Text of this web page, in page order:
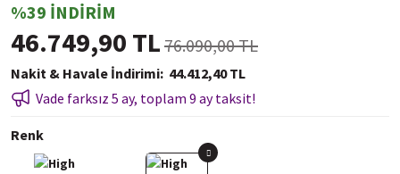
%39 İNDİRİM
46.749,90 TL 76.090,00 TL
Nakit & Havale İndirimi 44.412,40 TL
Vade farksız 5 ay, toplam 9 ay taksit!
Renk